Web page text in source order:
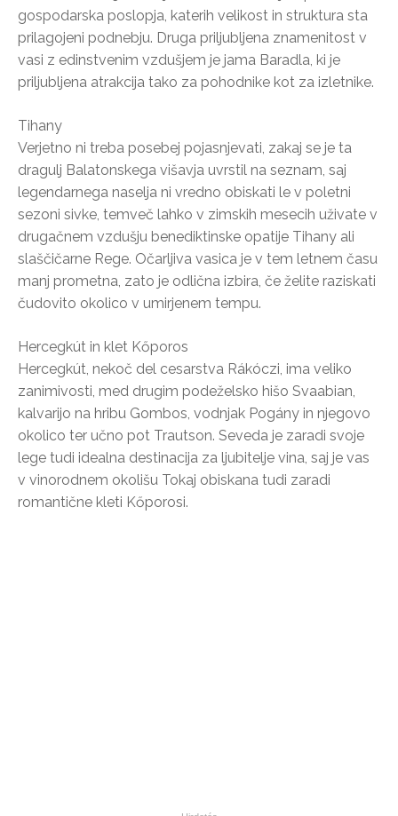
gospodarska poslopja, katerih velikost in struktura sta
prilagojeni podnebju. Druga priljubljena znamenitost v
vasi z edinstvenim vzdušjem je jama Baradla, ki je
priljubljena atrakcija tako za pohodnike kot za izletnike.
Tihany
Verjetno ni treba posebej pojasnjevati, zakaj se je ta
dragulj Balatonskega višavja uvrstil na seznam, saj
legendarnega naselja ni vredno obiskati le v poletni
sezoni sivke, temveč lahko v zimskih mesecih uživate v
drugačnem vzdušju benediktinske opatije Tihany ali
slaščičarne Rege. Očarljiva vasica je v tem letnem času
manj prometna, zato je odlična izbira, če želite raziskati
čudovito okolico v umirjenem tempu.
Hercegkút in klet Kőporos
Hercegkút, nekoč del cesarstva Rákóczi, ima veliko
zanimivosti, med drugim podeželsko hišo Svaabian,
kalvarijo na hribu Gombos, vodnjak Pogány in njegovo
okolico ter učno pot Trautson. Seveda je zaradi svoje
lege tudi idealna destinacija za ljubitelje vina, saj je vas
v vinorodnem okolišu Tokaj obiskana tudi zaradi
romantične kleti Kőporosi.